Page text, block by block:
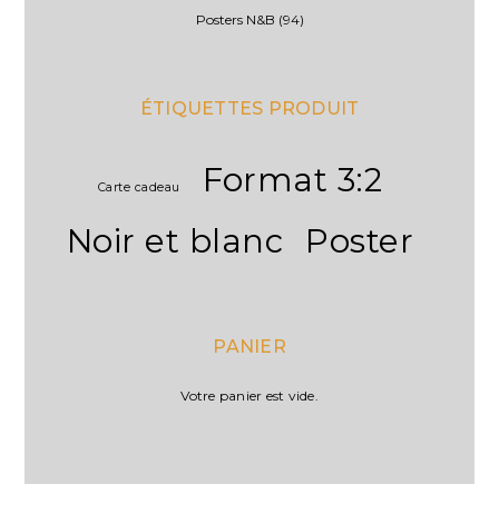
Posters N&B (94)
ÉTIQUETTES PRODUIT
Carte cadeau
Format 3:2
Noir et blanc
Poster
PANIER
Votre panier est vide.